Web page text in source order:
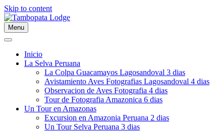
Skip to content
Menu
Inicio
La Selva Peruana
La Colpa Guacamayos Lagosandoval 3 dias
Avistamiento Aves Fotografias Lagosandoval 4 dias
Observacion de Aves Fotografia 4 dias
Tour de Fotografia Amazonica 6 dias
Un Tour en Amazonas
Excursion en Amazonia Peruana 2 dias
Un Tour Selva Peruana 3 dias